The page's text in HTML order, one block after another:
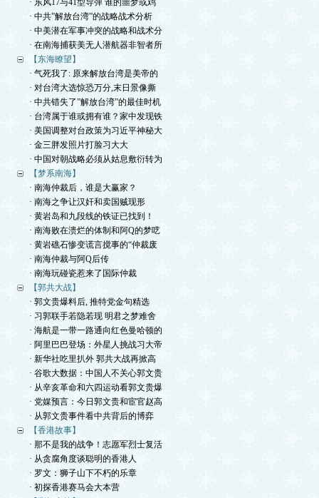
· 东风17与41型导弹 谁的噩梦或鸡
· 中共”解放台湾”的战略战术分析
· 中美潜在军事冲突的战略和战术分
· 在南海捕获美无人潜航器非智者所
【东海瞭望】
· 气死我了: 原来解放台湾是美帝的
· 对台湾大选惊恐万分,末日景像撕
· 中共错失了”解放台湾”的最佳时机
· 台湾属于谁或拥有谁？家中发现铁
· 美国调整对台政策为习近平神秘大
· 金三胖发照片打脸习大大
· 中国对朝战略必须从姑息敷衍转为
【梦系南海】
· 南海仲裁后，谁是大赢家？
· 南海之争让汉奸和卖国贼现形
· 黄岩岛和九段线的铁证已找到！
· 南海败在溃烂的体制和阿Q的梦呓
· 黄岩礁石惨变谎言搅事的“仲裁废
· 南海仲裁与阿Q后传
· 南海玩碰瓷惹来了国际仲裁
【郭共大战】
· 郭文贵爆料后, 推特党金句精选
· 习郭联手若隐若现 明君之梦难舍
· 海航是一带一路通向红色曼哈顿的
· 阿里巴巴登场：外星人挑战习大帝
· 新华社吃里扒外 郭共大战再掀高
· 谷歌大数据：中国人不关心郭文贵
· 从辛亥革命和六四运动看郭文贵爆
· 党媒预言：今日郭文贵和宦官赵高
· 从郭文贵事件看中共背后的博弈
【香港故事】
· 那不是我的战争！志愿军烈士复活
· 从贪腐角度谈聪明的香港人
· 罗文：狮子山下不朽的乐章
· 初探香港赛马会大本营